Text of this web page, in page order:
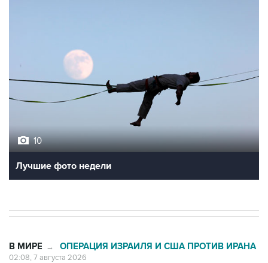
10
Лучшие фото недели
В МИРЕ → ОПЕРАЦИЯ ИЗРАИЛЯ И США ПРОТИВ ИРАНА
02:08, 7 августа 2026